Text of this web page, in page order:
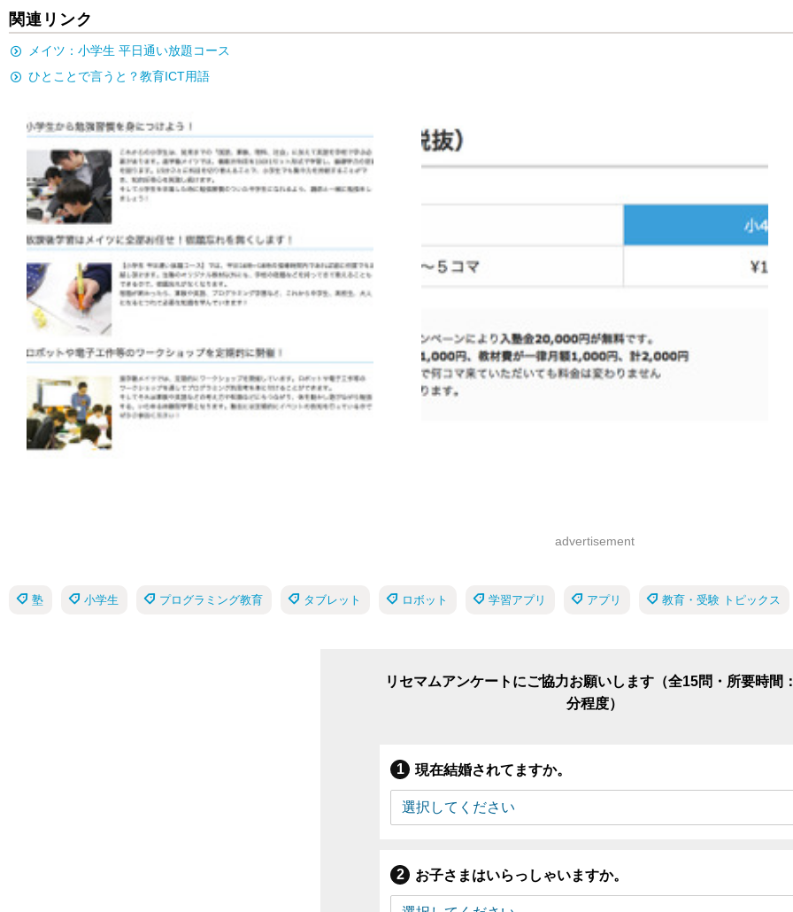
関連リンク
メイツ：小学生 平日通い放題コース
ひとことで言うと？教育ICT用語
advertisement
塾 小学生 プログラミング教育 タブレット ロボット 学習アプリ アプリ 教育・受験 トピックス
リセマムアンケートにご協力お願いします（全15問・所要時間
分程度）
現在結婚されてますか。
お子さまはいらっしゃいますか。